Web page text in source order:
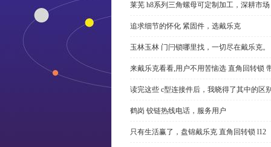
莱芜 h8系列三角螺母可定制加工，深耕市场
追求细节的怀化 紧固件，选戴乐克
玉林玉林 门闩锁哪里找，一切尽在戴乐克。
来戴乐克看看,用户不用苦恼选 直角回转锁
读完这些 c型连接件后，我晓得了其中的区
鹤岗 铰链热线电话，服务用户
只有生活赢了，盘锦戴乐克 直角回转锁 l12